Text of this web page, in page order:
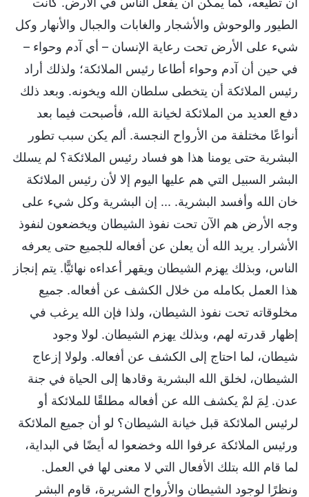
الطيور والوحوش والأشجار والغابات والجبال والأنهار وكل
شيء على الأرض تحت رعاية الإنسان – أي آدم وحواء –
في حين أن آدم وحواء أطاعا رئيس الملائكة؛ ولذلك أراد
رئيس الملائكة أن يتخطى سلطان الله ويخونه. وبعد ذلك
دفع العديد من الملائكة لخيانة الله، فأصبحت فيما بعد
أنواعًا مختلفة من الأرواح النجسة. ألم يكن سبب تطور
البشرية حتى يومنا هذا هو فساد رئيس الملائكة؟ لم يسلك
البشر السبيل التي هم عليها اليوم إلا لأن رئيس الملائكة
خان الله وأفسد البشرية. ... إن البشرية وكل شيء على
وجه الأرض هم الآن تحت نفوذ الشيطان ويخضعون لنفوذ
الأشرار. يريد الله أن يعلن عن أفعاله للجميع حتى يعرفه
الناس، وبذلك يهزم الشيطان ويقهر أعداءه نهائيًّا. يتم إنجاز
هذا العمل بكامله من خلال الكشف عن أفعاله. جميع
مخلوقاته تحت نفوذ الشيطان، ولذا فإن الله يرغب في
إظهار قدرته لهم، وبذلك يهزم الشيطان. لولا وجود
شيطان، لما احتاج إلى الكشف عن أفعاله. ولولا إزعاج
الشيطان، لخلق الله البشرية وقادها إلى الحياة في جنة
عدن. لِمَ لمْ يكشف الله عن أفعاله مطلقًا للملائكة أو
لرئيس الملائكة قبل خيانة الشيطان؟ لو أن جميع الملائكة
ورئيس الملائكة عرفوا الله وخضعوا له أيضًا في البداية،
لما قام الله بتلك الأفعال التي لا معنى لها في العمل.
ونظرًا لوجود الشيطان والأرواح الشريرة، قاوم البشر